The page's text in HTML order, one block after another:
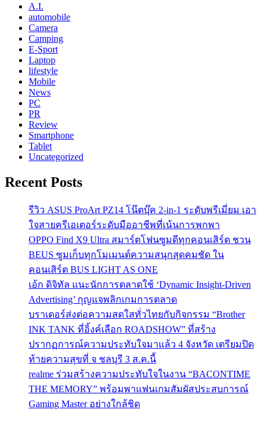
A.I.
automobile
Camera
Camping
E-Sport
Laptop
lifestyle
Mobile
News
PC
PR
Review
Smartphone
Tablet
Uncategorized
Recent Posts
รีวิว ASUS ProArt PZ14 โน๊ตบุ๊ค 2-in-1 ระดับพรีเมี่ยม เอา
ใจสายครีเอเตอร์ระดับมืออาชีพที่เน้นการพกพา
OPPO Find X9 Ultra สมาร์ตโฟนซูมดีทุกคอนเสิร์ต ชวน
BEUS ซูมเก็บทุกโมเมนต์ความสนุกสุดคมชัด ใน
คอนเสิร์ต BUS LIGHT AS ONE
เอ้ก ดิจิทัล แนะนักการตลาดใช้ ‘Dynamic Insight-Driven
Advertising’ กุญแจพลิกเกมการตลาด
บราเดอร์ส่งต่อความสดใสทั่วไทยกับกิจกรรม “Brother
INK TANK ที่อิ้งค์เลือก ROADSHOW” ที่สร้าง
ปรากฏการณ์ความประทับใจมาแล้ว 4 จังหวัด เตรียมปิด
ท้ายความสุขที่ จ ชลบุรี 3 ส.ค.นี้
realme ร่วมสร้างความประทับใจในงาน “BACONTIME
THE MEMORY” พร้อมพาแฟนเกมสัมผัสประสบการณ์
Gaming Master อย่างใกล้ชิด